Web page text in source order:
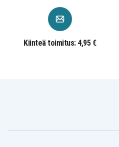
Kiinteä toimitus: 4,95 €